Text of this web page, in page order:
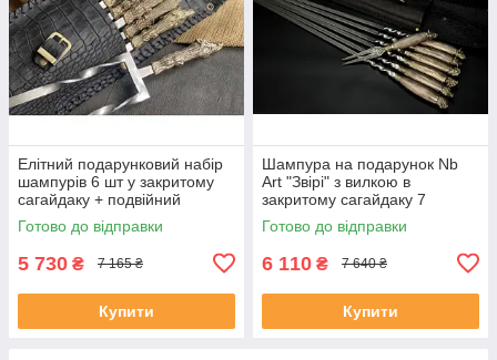
Елітний подарунковий набір
шампурів 6 шт у закритому
сагайдаку + подвійний
шампур
Готово до відправки
5 730 ₴ 7 165 ₴
Купити
Шампура на подарунок Nb
Art "Звірі" з вилкою в
закритому сагайдаку 7
предметів
Готово до відправки
6 110 ₴ 7 640 ₴
Купити